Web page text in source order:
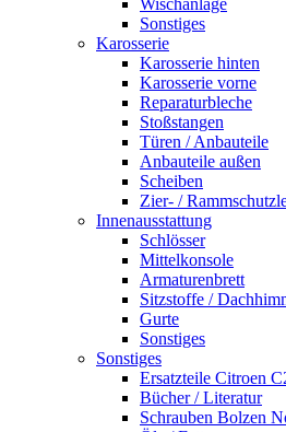
Sonstiges
Karosserie
Karosserie hinten
Karosserie vorne
Reparaturbleche
Stoßstangen
Türen / Anbauteile
Anbauteile außen
Scheiben
Zier- /
Innenausstattung
Schlösser
Mittelkonsole
Armaturenbrett
Sitzstoffe /
Gurte
Sonstiges
Sonstiges
Ersatzteile Citroen
Bücher / Literatur
Schrauben Bolzen